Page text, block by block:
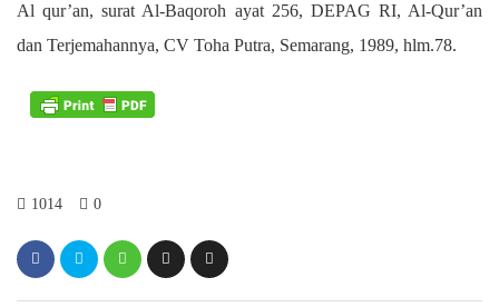
Al qur’an, surat Al-Baqoroh ayat 256, DEPAG RI, Al-Qur’an
dan Terjemahannya, CV Toha Putra, Semarang, 1989, hlm.78.
1014 0